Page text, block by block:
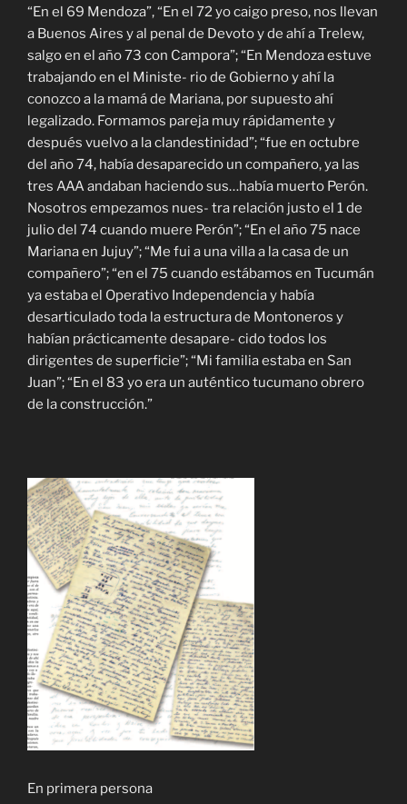
“En el 69 Mendoza”, “En el 72 yo caigo preso, nos llevan
a Buenos Aires y al penal de Devoto y de ahí a Trelew,
salgo en el año 73 con Campora”; “En Mendoza estuve
trabajando en el Ministe- rio de Gobierno y ahí la
conozco a la mamá de Mariana, por supuesto ahí
legalizado. Formamos pareja muy rápidamente y
después vuelvo a la clandestinidad”; “fue en octubre
del año 74, había desaparecido un compañero, ya las
tres AAA andaban haciendo sus…había muerto Perón.
Nosotros empezamos nues- tra relación justo el 1 de
julio del 74 cuando muere Perón”; “En el año 75 nace
Mariana en Jujuy”; “Me fui a una villa a la casa de un
compañero”; “en el 75 cuando estábamos en Tucumán
ya estaba el Operativo Independencia y había
desarticulado toda la estructura de Montoneros y
habían prácticamente desapare- cido todos los
dirigentes de superficie”; “Mi familia estaba en San
Juan”; “En el 83 yo era un auténtico tucumano obrero
de la construcción.”
En primera persona